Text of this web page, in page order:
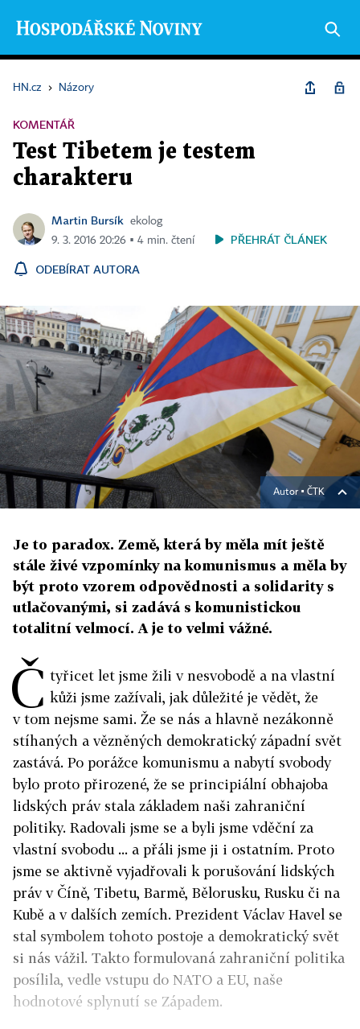
HN.cz › Názory
KOMENTÁŘ
Test Tibetem je testem
charakteru
Martin Bursík
ekolog
9. 3. 2016 20:26 ▪ 4 min. čtení
PŘEHRÁT ČLÁNEK
ODEBÍRAT AUTORA
Autor ▪ ČTK
Je to paradox. Země, která by měla mít ještě
stále živé vzpomínky na komunismus a měla by
být proto vzorem odpovědnosti a solidarity s
utlačovanými, si zadává s komunistickou
totalitní velmocí. A je to velmi vážné.
Č tyřicet let jsme žili v nesvobodě a na vlastní
kůži jsme zažívali, jak důležité je vědět, že
v tom nejsme sami. Že se nás a hlavně nezákonně
stíhaných a vězněných demokratický západní svět
zastává. Po porážce komunismu a nabytí svobody
bylo proto přirozené, že se principiální obhajoba
lidských práv stala základem naši zahraniční
politiky. Radovali jsme se a byli jsme vděční za
vlastní svobodu ... a přáli jsme ji i ostatním. Proto
jsme se aktivně vyjadřovali k porušování lidských
práv v Číně, Tibetu, Barmě, Bělorusku, Rusku či na
Kubě a v dalších zemích. Prezident Václav Havel se
stal symbolem tohoto postoje a demokratický svět
si nás vážil. Takto formulovaná zahraniční politika
posílila, vedle vstupu do NATO a EU, naše
hodnotové splynutí se Západem.